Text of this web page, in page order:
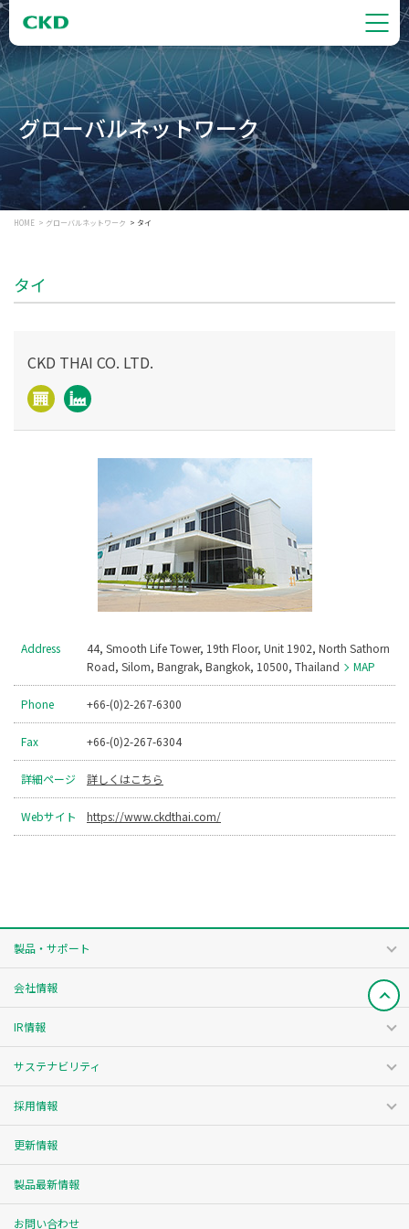
グローバルネットワーク
HOME グローバルネットワーク タイ
タイ
CKD THAI CO. LTD.
Address
44, Smooth Life Tower, 19th Floor, Unit 1902, North Sathorn
Road, Silom, Bangrak, Bangkok, 10500, Thailand
MAP
Phone +66-(0)2-267-6300
Fax +66-(0)2-267-6304
詳細ページ 詳しくはこちら
Webサイト https://www.ckdthai.com/
製品・サポート
会社情報
IR情報
サステナビリティ
採用情報
更新情報
製品最新情報
お問い合わせ